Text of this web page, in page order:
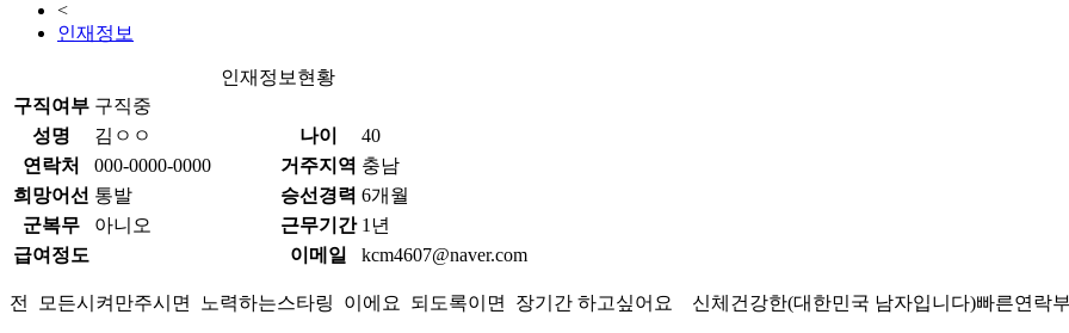
<
인재정보
인재정보현황
구직여부 구직중
성명
김ㅇㅇ 나이
40
연락처
000-0000-0000 거주지역 충남
희망어선 통발 승선경력 6개월
군복무
아니오 근무기간 1년
급여정도
이메일 kcm4607@naver.com
전 모든시켜만주시면 노력하는스타링 이에요 되도록이면 장기간 하고싶어요 신체건강한(대한민국 남자입니다)빠른연락